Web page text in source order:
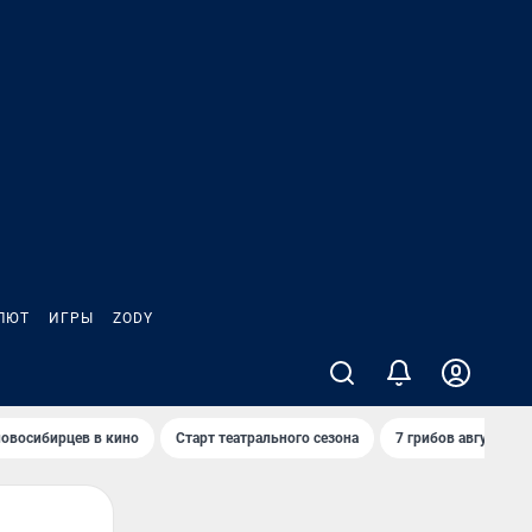
ИГРЫ ZODY
в кино Старт театрального сезона 7 грибов августа